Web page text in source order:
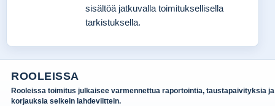
sisältöä jatkuvalla toimituksellisella
tarkistuksella.
ROOLEISSA
Rooleissa toimitus julkaisee varmennettua raportointia, taustapaivityksia ja
korjauksia selkein lahdeviittein.